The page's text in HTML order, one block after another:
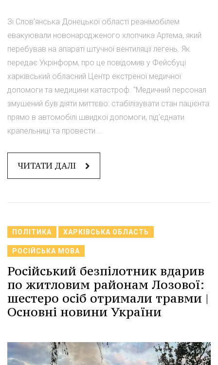
Зі Слов'янська Донецької області реанімобілем
евакуювали новонародженого хлопчика Артема, який
перебував на апараті штучної вентиляції легень. Як
передає Укрінформ, про це повідомив у Фейсбуці
харківський обласний Центр екстреної медичної
допомоги та медицини катастроф. "Медичний персонал
змушений був діяти миттєво: стабілізувати стан пацієнта
прямо в автомобілі швидкої допомоги, під'єднати
крапельниці та провести ...
ЧИТАТИ ДАЛІ
ПОЛІТИКА ХАРКІВСЬКА ОБЛАСТЬ
РОСІЙСЬКА МОВА
Російський безпілотник вдарив
по житловим районам Лозової:
шестеро осіб отримали травми |
Основні новини України